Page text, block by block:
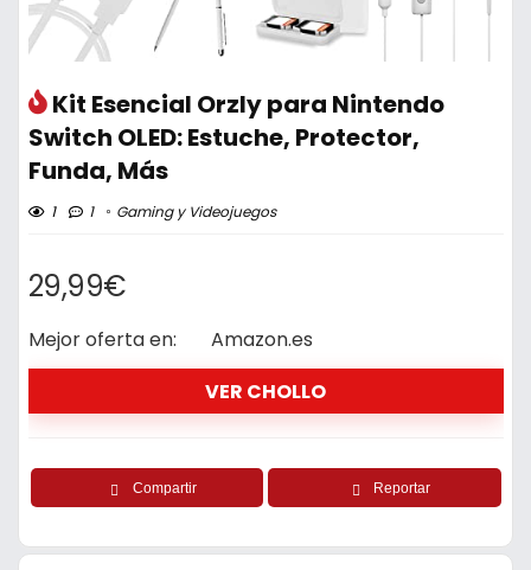
Kit Esencial Orzly para Nintendo
Switch OLED: Estuche, Protector,
Funda, Más
1 1 Gaming y Videojuegos
29,99€
Mejor oferta en:
Amazon.es
VER CHOLLO
Compartir Reportar